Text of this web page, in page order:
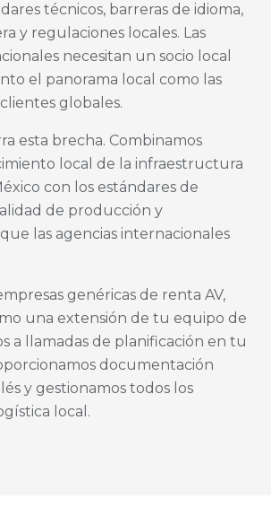
técnicos, barreras de idioma,
y regulaciones locales. Las
necesitan un socio local
el panorama local como las
globales.
esta brecha. Combinamos
local de la infraestructura
con los estándares de
de producción y
las agencias internacionales
genéricas de renta AV,
una extensión de tu equipo de
a llamadas de planificación en tu
documentación
y gestionamos todos los
local.